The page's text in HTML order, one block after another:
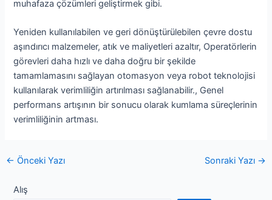
muhafaza çözümleri geliştirmek gibi.
Yeniden kullanılabilen ve geri dönüştürülebilen çevre dostu
aşındırıcı malzemeler, atık ve maliyetleri azaltır, Operatörlerin
görevleri daha hızlı ve daha doğru bir şekilde
tamamlamasını sağlayan otomasyon veya robot teknolojisi
kullanılarak verimliliğin artırılması sağlanabilir., Genel
performans artışının bir sonucu olarak kumlama süreçlerinin
verimliliğinin artması.
navigasyon
← Önceki Yazı Sonraki Yazı →
Alış